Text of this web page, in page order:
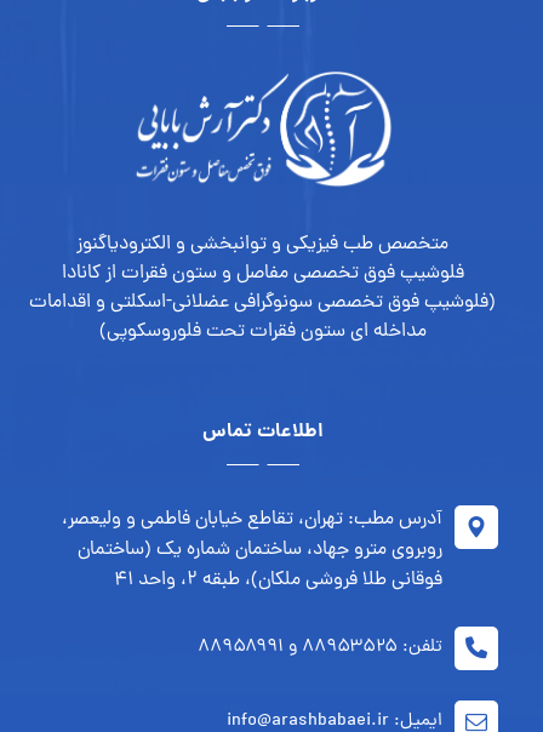
متخصص طب فیزیکی و توانبخشی و الکترودیاگنوز
فلوشیپ فوق تخصصی مفاصل و ستون فقرات از کانادا
(فلوشیپ فوق تخصصی سونوگرافی عضلانی-اسکلتی و اقدامات
مداخله ای ستون فقرات تحت فلوروسکوپی)
اطلاعات تماس
آدرس مطب: تهران، تقاطع خیابان فاطمی و ولیعصر،
روبروی مترو جهاد، ساختمان شماره یک (ساختمان
فوقانی طلا فروشی ملکان)، طبقه ۲، واحد ۴۱
تلفن: ۸۸۹۵۳۵۲۵ و ۸۸۹۵۸۹۹۱
ایمیل: info@arashbabaei.ir